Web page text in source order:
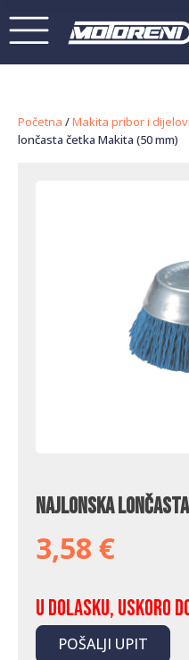
Početna /Makita pribor i dijelovi
lončasta četka Makita (50 mm)
Najlonska
3,58 €
U dolasku, uskoro
POŠALJI UPIT